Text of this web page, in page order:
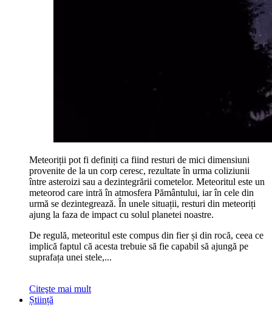
Meteoriții pot fi definiți ca fiind resturi de mici dimensiuni
provenite de la un corp ceresc, rezultate în urma coliziunii
între asteroizi sau a dezintegrării cometelor. Meteoritul este un
meteorod care intră în atmosfera Pământului, iar în cele din
urmă se dezintegrează. În unele situații, resturi din meteoriți
ajung la faza de impact cu solul planetei noastre.
De regulă, meteoritul este compus din fier și din rocă, ceea ce
implică faptul că acesta trebuie să fie capabil să ajungă pe
suprafața unei stele,...
Citeşte mai mult
Știință